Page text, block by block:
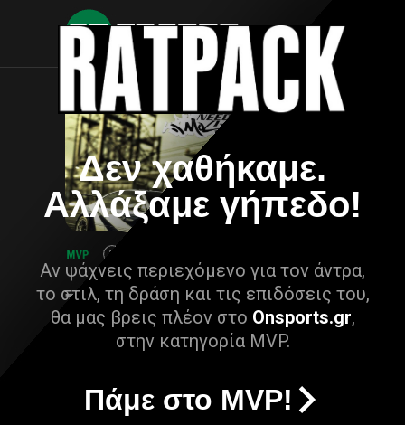
Δεν χαθήκαμε.
Αλλάξαμε γήπεδο!
Αν ψάχνεις περιεχόμενο για τον άντρα,
το στιλ, τη δράση και τις επιδόσεις του,
θα μας βρεις πλέον στο Onsports.gr,
στην κατηγορία MVP.
Πάμε στο MVP!